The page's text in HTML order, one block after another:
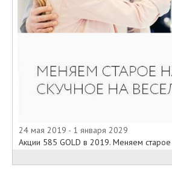
24 мая 2019 - 1 января 2029
Акции 585 GOLD в 2019. Меняем